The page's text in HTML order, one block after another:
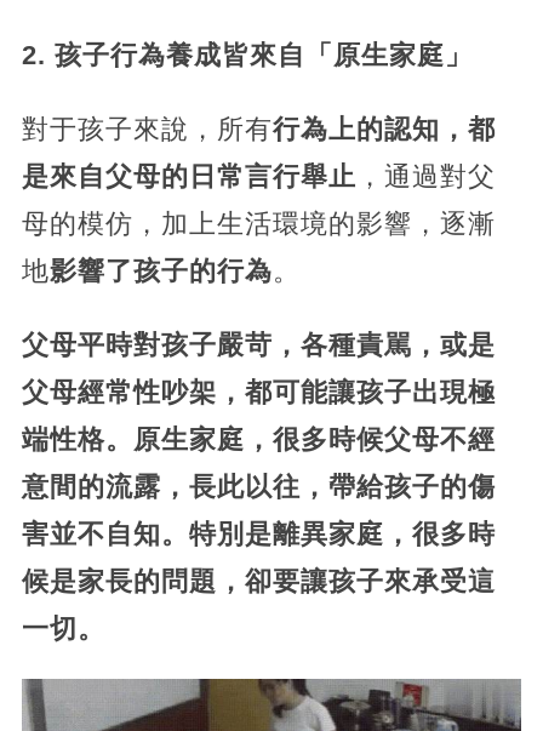
2. 孩子行為養成皆來自「原生家庭」
對于孩子來說，所有行為上的認知，都
是來自父母的日常言行舉止 ，通過對父
母的模仿，加上生活環境的影響，逐漸
地影響了孩子的行為。
父母平時對孩子嚴苛，各種責駡，或是
父母經常性吵架，都可能讓孩子出現極
端性格。原生家庭，很多時候父母不經
意間的流露，長此以往，帶給孩子的傷
害並不自知。特別是離異家庭，很多時
候是家長的問題，卻要讓孩子來承受這
一切。